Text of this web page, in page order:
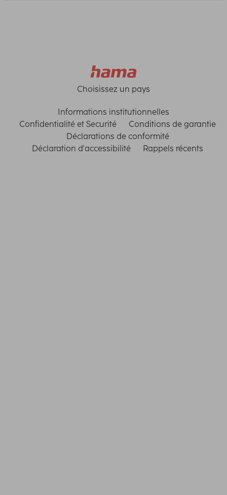
Choisissez un pays
Informations institutionnelles
Confidentialité et Securité
Conditions de garantie
Déclarations de conformité
Déclaration d'accessibilité
Rappels récents